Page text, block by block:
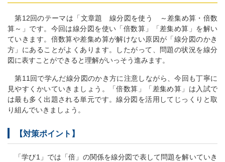
第12回のテーマは「文章題 線分図を使う ～差集め算・倍数
算～」です。今回は線分図を使い「倍数算」「差集め算」を解い
ていきます。倍数算や差集め算が解けない原因が「線分図のかき
方」にあることがよくあります。したがって、問題の状況を線分
図に表すことができると理解がいっそう進みます。
第11回で学んだ線分図のかき方に注意しながら、今回も丁寧に
見やすくかいていきましょう。「倍数算」「差集め算」は入試で
は最も多く出題される単元です。線分図を活用してじっくりと取
り組んでいきましょう。
【対策ポイント】
「学び1」では「倍」の関係を線分図で表して問題を解いていき